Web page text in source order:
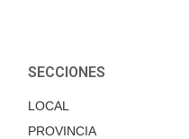
SECCIONES
LOCAL
PROVINCIA